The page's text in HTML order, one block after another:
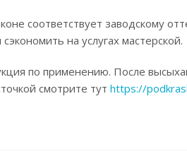
соответствует заводскому
на услугах мастерской.
по применению. После
смотрите тут https://